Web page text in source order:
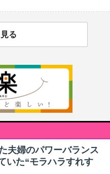
る
夫婦のパワーバランス
いた“モラハラすれす